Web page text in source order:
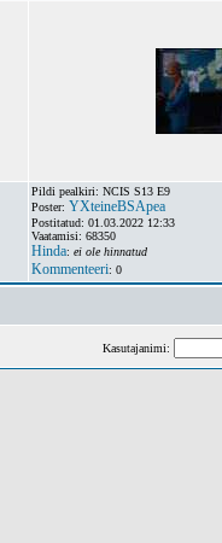
Pildi pealkiri: NCIS S13 E9
Poster: YXteineBSApea
Postitatud: 01.03.2022 12:33
Vaatamisi: 68350
Hinda: ei ole hinnatud
Kommenteeri: 0
Kasutajanimi: